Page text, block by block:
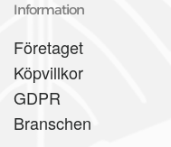
Information
Företaget
Köpvillkor
GDPR
Branschen